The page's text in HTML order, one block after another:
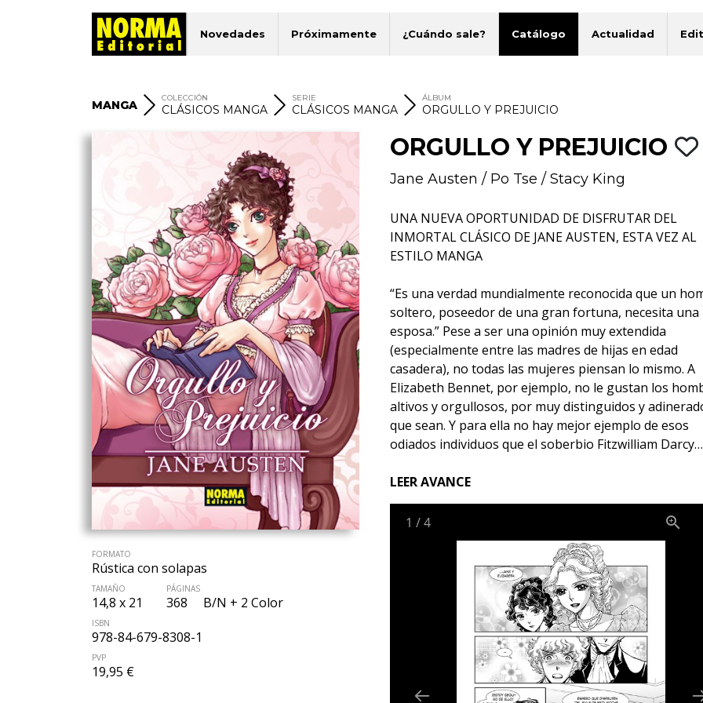
Novedades Próximamente ¿Cuándo sale? Catálogo Actualidad
MANGA
COLECCIÓN
CLÁSICOS MANGA
SERIE
CLÁSICOS MANGA
ÁLBUM
ORGULLO Y PREJUICIO
FORMATO
Rústica con solapas
TAMAÑO
14,8 x 21
PÁGINAS
368 B/N + 2 Color
ISBN
978-84-679-8308-1
PVP
19,95 €
ORGULLO Y PREJUICIO
Jane Austen / Po Tse / Stacy King
UNA NUEVA OPORTUNIDAD DE DISFRUTAR DEL
INMORTAL CLÁSICO DE JANE AUSTEN, ESTA VEZ AL
ESTILO MANGA
“Es una verdad mundialmente reconocida que un
soltero, poseedor de una gran fortuna, necesita una
esposa.” Pese a ser una opinión muy extendida
(especialmente entre las madres de hijas en edad
casadera), no todas las mujeres piensan lo mismo. A
Elizabeth Bennet, por ejemplo, no le gustan los
altivos y orgullosos, por muy distinguidos y
que sean. Y para ella no hay mejor ejemplo de esos
odiados individuos que el soberbio Fitzwilliam Darcy…
LEER AVANCE
1 /4